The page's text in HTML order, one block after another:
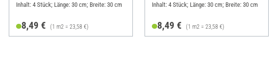
Inhalt: 4 Stück; Länge: 30 cm; Breite: 30 cm
8,49 € (1 m2 = 23,58 €)
Inhalt: 4 Stück; Länge: 30 cm; Breite: 30 cm
8,49 € (1 m2 = 23,58 €)